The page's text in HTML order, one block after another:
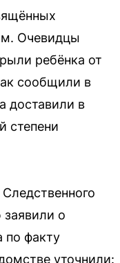
Очевидцы
ребёнка от
сообщили в
доставили в
степени
о
по факту
уточнили: